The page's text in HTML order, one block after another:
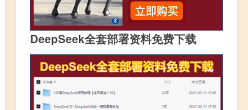
DeepSeek全套部署资料免费下载